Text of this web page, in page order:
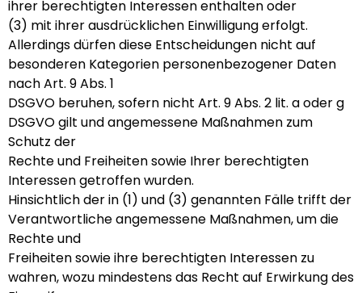
ihrer berechtigten Interessen enthalten oder
(3) mit ihrer ausdrücklichen Einwilligung erfolgt.
Allerdings dürfen diese Entscheidungen nicht auf
besonderen Kategorien personenbezogener Daten
nach Art. 9 Abs. 1
DSGVO beruhen, sofern nicht Art. 9 Abs. 2 lit. a oder g
DSGVO gilt und angemessene Maßnahmen zum
Schutz der
Rechte und Freiheiten sowie Ihrer berechtigten
Interessen getroffen wurden.
Hinsichtlich der in (1) und (3) genannten Fälle trifft der
Verantwortliche angemessene Maßnahmen, um die
Rechte und
Freiheiten sowie ihre berechtigten Interessen zu
wahren, wozu mindestens das Recht auf Erwirkung des